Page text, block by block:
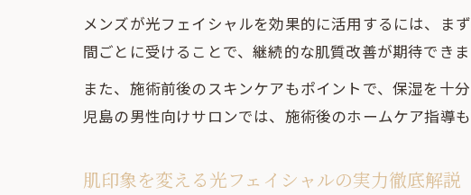
自分
メンズが光フェイシャルを効果的に活用するには、ま
間ごとに受けることで、継続的な肌質改善が期待できま
また、施術前後のスキンケアもポイントで、保湿を十
児島の男性向けサロンでは、施術後のホームケア指導
肌印象を変える光フェイシャルの実力徹底解説